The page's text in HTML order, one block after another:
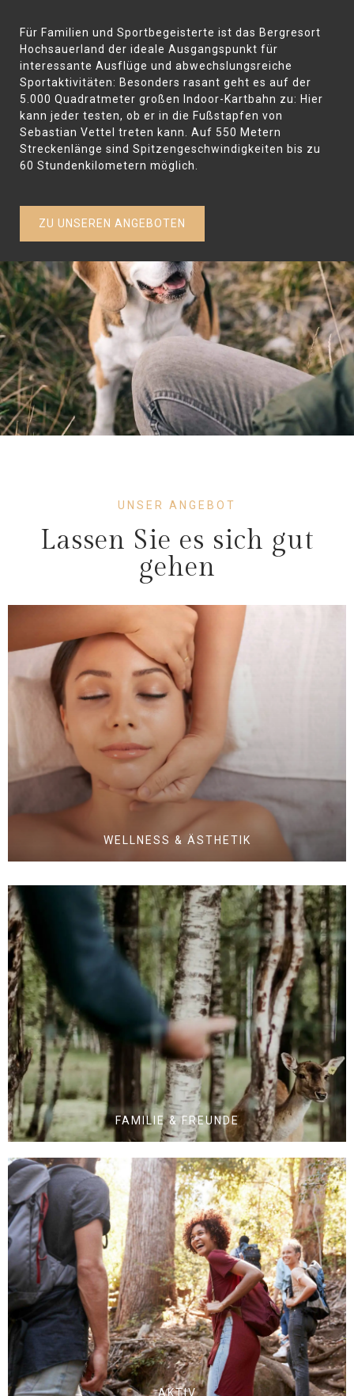
Für Familien und Sportbegeisterte ist das Bergresort
Hochsauerland der ideale Ausgangspunkt für
interessante Ausflüge und abwechslungsreiche
Sportaktivitäten: Besonders rasant geht es auf der
5.000 Quadratmeter großen Indoor-Kartbahn zu: Hier
kann jeder testen, ob er in die Fußstapfen von
Sebastian Vettel treten kann. Auf 550 Metern
Streckenlänge sind Spitzengeschwindigkeiten bis zu
60 Stundenkilometern möglich.
ZU UNSEREN ANGEBOTEN
UNSER ANGEBOT
Lassen Sie es sich gut
gehen
WELLNESS & ÄSTHETIK
FAMILIE & FREUNDE
AKTIV